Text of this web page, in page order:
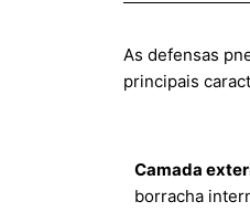
As defensas
principais
Camada
borracha